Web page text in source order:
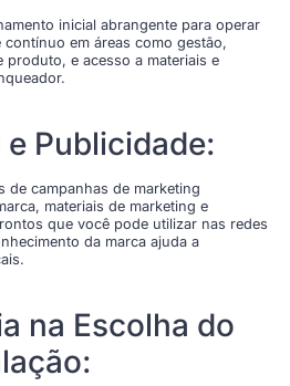
inicial abrangente para operar
em áreas como gestão,
produto, e acesso a materiais e
Publicidade:
de campanhas de marketing
materiais de marketing e
que você pode utilizar nas redes
da marca ajuda a
na Escolha do